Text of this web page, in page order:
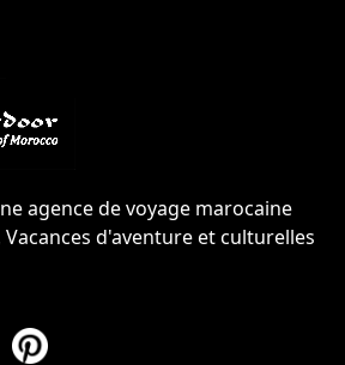
agence de voyage marocaine
d'aventure et culturelles